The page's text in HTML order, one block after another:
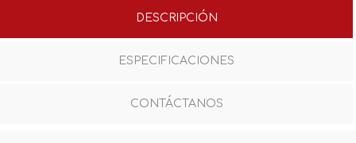
DESCRIPCIÓN
ESPECIFICACIONES
CONTÁCTANOS